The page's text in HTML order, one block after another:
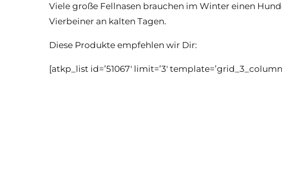
Viele große Fellnasen brauchen im Winter einen
Vierbeiner an kalten Tagen.
Diese Produkte empfehlen wir Dir:
[atkp_list id=’51067′ limit=’3′